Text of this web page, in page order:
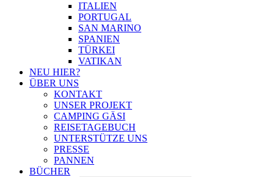
ITALIEN
PORTUGAL
SAN MARINO
SPANIEN
TÜRKEI
VATIKAN
NEU HIER?
ÜBER UNS
KONTAKT
UNSER PROJEKT
CAMPING GÄSI
REISETAGEBUCH
UNTERSTÜTZE UNS
PRESSE
PANNEN
BÜCHER